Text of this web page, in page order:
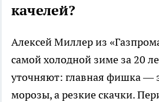
качелей?
Алексей Миллер из
самой холодной зиме за 20
уточняют: главная фишка —
морозы, а резкие скачки.